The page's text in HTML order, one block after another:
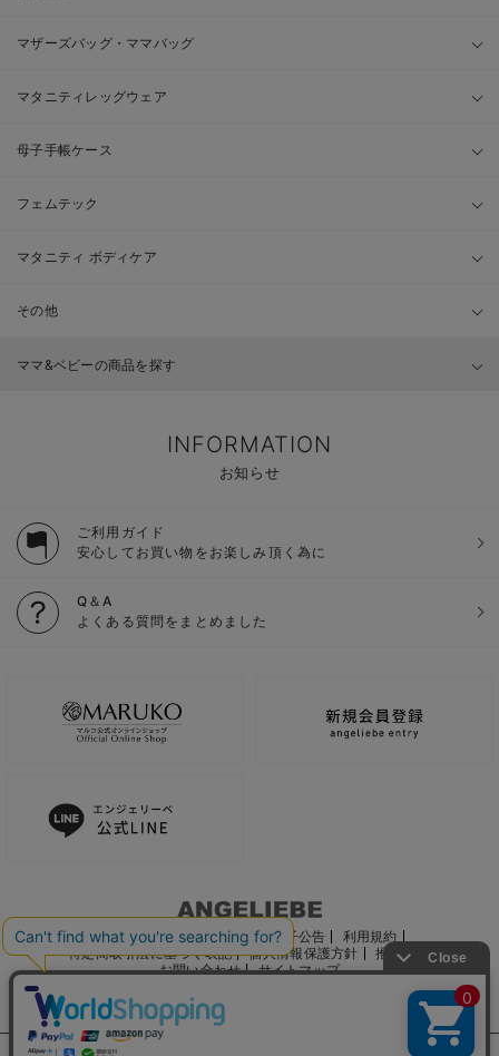
マザーズバッグ・ママバッグ
マタニティレッグウェア
母子手帳ケース
フェムテック
マタニティ ボディケア
その他
ママ&ベビーの商品を探す
INFORMATION
お知らせ
ご利用ガイド
安心してお買い物をお楽しみ頂く為に
Q＆A
よくある質問をまとめました
ご利用ガイド 会社概要 電子公告
利用規約
特定商取引法に基づく表記
個人情報保護方針
推奨環境
お問い合わせ
サイトマップ